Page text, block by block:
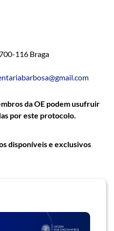
116 Braga
da OE podem usufruir
por este protocolo.
disponíveis e exclusivos